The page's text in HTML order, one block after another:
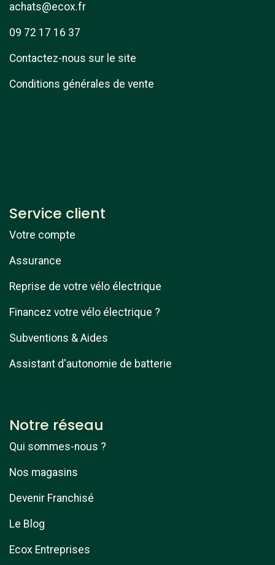
achats@ecox.fr
09 72 17 16 37
Contactez-nous sur le site
Conditions générales de vente
Service client
Votre compte
Assurance
Reprise de votre vélo électrique
Financez votre vélo électrique ?
Subventions & Aides
Assistant d'autonomie de batterie
Notre réseau
Qui sommes-nous ?
Nos magasins
Devenir Franchisé
Le Blog
Ecox Entreprises